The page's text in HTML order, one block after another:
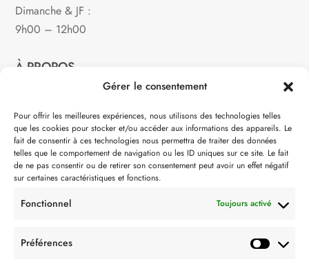
Gérer le consentement
Pour offrir les meilleures expériences, nous utilisons des technologies telles
que les cookies pour stocker et/ou accéder aux informations des appareils. Le
fait de consentir à ces technologies nous permettra de traiter des données
telles que le comportement de navigation ou les ID uniques sur ce site. Le fait
de ne pas consentir ou de retirer son consentement peut avoir un effet négatif
sur certaines caractéristiques et fonctions.
Fonctionnel Toujours activé
Préférences
Dimanche & JF :
9h00 – 12h00
À PROPOS
Notre philosophie
Contact
Partenaire de: